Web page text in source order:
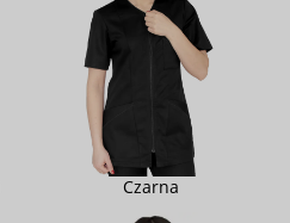
Czarna